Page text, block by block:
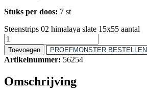
Stuks per doos: 7 st
Steenstrips 02 himalaya slate 15x55 aantal
Toevoegen PROEFMONSTER BESTELLEN
Artikelnummer: 56254
Omschrijving